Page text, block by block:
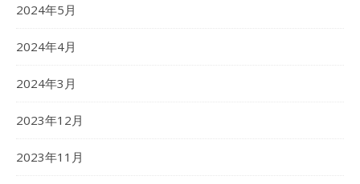
2024年5月
2024年4月
2024年3月
2023年12月
2023年11月